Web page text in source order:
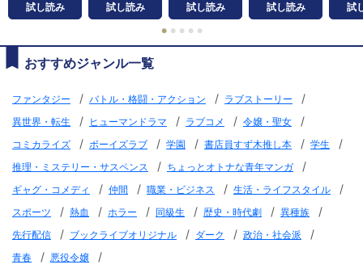
試し読み 試し読み 試し読み 試し読み 試
● ● ● ● ●
おすすめジャンル一覧
ファンタジー / バトル・格闘・アクション / ラブストーリー /
異世界・転生 / ヒューマンドラマ / ラブコメ / 令嬢・聖女 /
コミカライズ / ボーイズラブ / 学園 / 書店員すず木推し本 / 学生 /
推理・ミステリー・サスペンス / ちょっとオトナな青年マンガ /
ギャグ・コメディ / 仲間 / 職業・ビジネス / 生活・ライフスタイル /
スポーツ / 熱血 / ホラー / 同級生 / 歴史・時代劇 / 異種族 /
先行配信 / ブックライブオリジナル / ダーク / 政治・社会派 /
青春 / 悪役令嬢
/